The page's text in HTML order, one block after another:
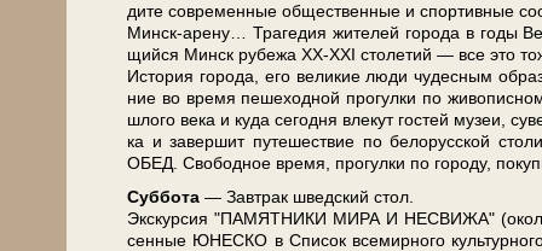
ди­те со­вре­мен­ные об­ще­ствен­ные и спор­тив­ные
Минск-арену… Трагедия жи­те­лей го­ро­да в го­ды
щий­ся Минск ру­бе­жа ХХ-ХХI сто­ле­тий — все это
История го­ро­да, его ве­ли­кие лю­ди чу­дес­ным
ние во вре­мя пе­ше­ход­ной про­гул­ки по
шло­го ве­ка и ку­да се­год­ня вле­кут го­стей му­зеи,
ка и за­вер­шит пу­те­ше­ствие по бе­ло­рус­ской
ОБЕД. Сво­бод­ное вре­мя, про­гул­ки по го­ро­ду,
Суб­бо­та — Завтрак швед­ский стол.
Экс­кур­сия "ПАМЯТНИКИ МИРА И НЕСВИ­ЖА"
сен­ные ЮНЕСКО в Спи­сок все­мир­но­го